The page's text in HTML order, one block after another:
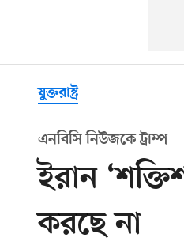
যুক্তরাষ্ট্র
এনবিসি নিউজকে ট্রাম্প
ইরান
করছে না